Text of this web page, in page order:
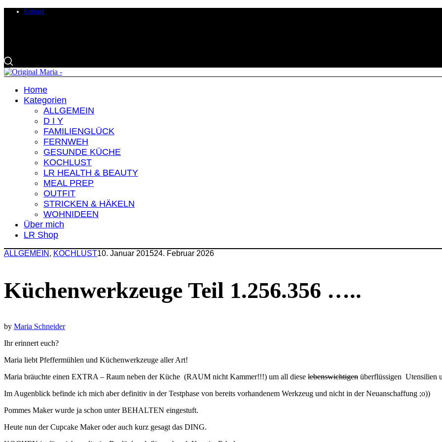
Kontakt
Home
Kategorien
ALLGEMEIN
D I Y
FAMILIENGLÜCK
FERNWEH
GESUNDE KÜCHE
KOCHLUST
LR HEALTH & BEAUTY
MEAL PREP
OUTFIT
STRICKEN & HÄKELN
WOHNIDEEN
Über mich
LR Shop
ALLGEMEIN , KOCHLUST10. Januar 201524. Februar 2026
Küchenwerkzeuge Teil 1.256.356 …..
by Maria Schneider
Ihr erinnert euch?
Maria liebt Pfeffermühlen und Küchenwerkzeuge aller Art!
Maria bräuchte einen EXTRA – Raum neben der Küche (RAUM nicht Kammer!!!) um all diese lebenswichtigen überflüssigen Utensilien
Im Augenblick befinde ich mich aber definitiv in der Testphase von bereits vorhandenem Werkzeug und nicht in der Neuanschaffung ;o))
Pommes Maker wurde ja schon unter BEHALTEN eingestuft.
Heute nun der Cupcake Maker oder auch kurz gesagt das DING.